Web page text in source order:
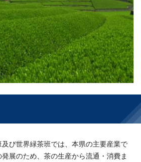
び世界緑茶班では、本県の主要産業で
展のため、茶の生産から流通・消費ま